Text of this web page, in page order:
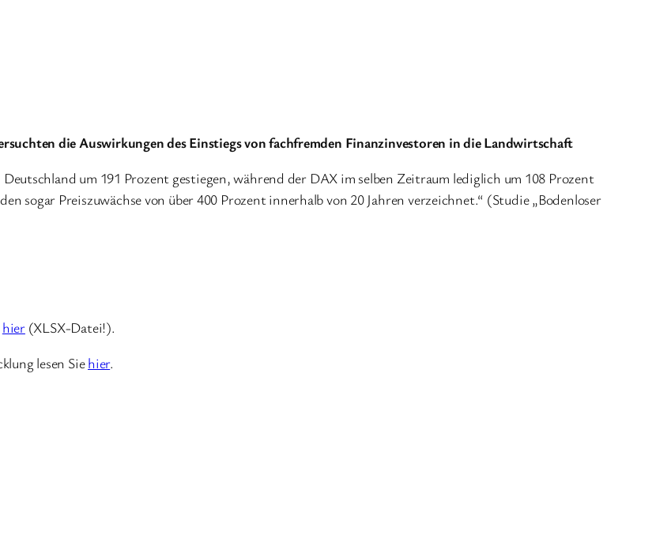
die Auswirkungen des Einstiegs von fachfremden Finanzinvestoren in die Landwirtschaft
um 191 Prozent gestiegen, während der DAX im selben Zeitraum lediglich um 108 Prozent
sogar Preiszuwächse von über 400 Prozent innerhalb von 20 Jahren verzeichnet.“ (Studie „Bodenloser
hier(XLSX-Datei!).
lesen Siehier.